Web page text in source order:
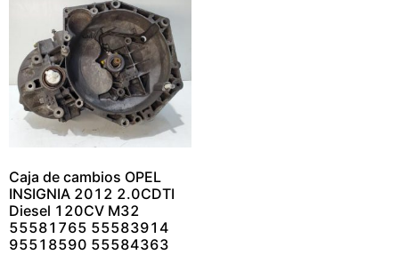
Caja de cambios OPEL
INSIGNIA 2012 2.0CDTI
Diesel 120CV M32
55581765 55583914
95518590 55584363